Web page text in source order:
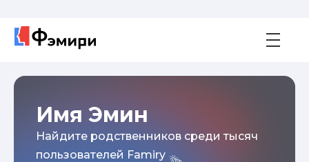
Имя Эмин
Найдите родственников среди тысяч
пользователей Famiry